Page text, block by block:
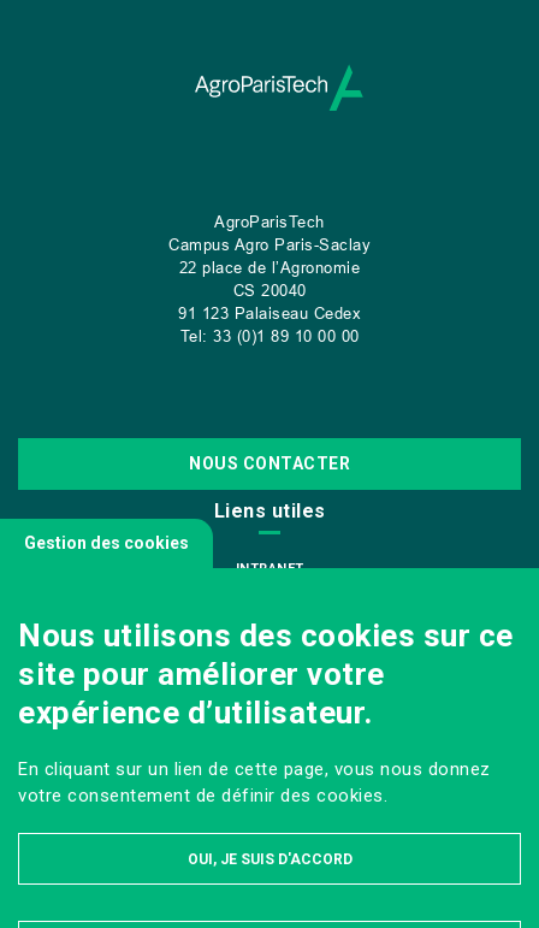
AgroParisTech
Campus Agro Paris-Saclay
22 place de l’Agronomie
CS 20040
91 123 Palaiseau Cedex
Tel: 33 (0)1 89 10 00 00
NOUS CONTACTER
Liens utiles
INTRANET
INFODOC
PÔLE IMAGE
PRESSE
Sur les réseaux
Gestion des cookies
Nous utilisons des cookies sur ce
site pour améliorer votre
expérience d’utilisateur.
En cliquant sur un lien de cette page, vous nous donnez
votre consentement de définir des cookies.
OUI, JE SUIS D'ACCORD